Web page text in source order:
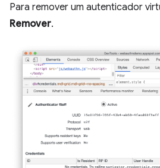
Para remover um autenticador
Remover.